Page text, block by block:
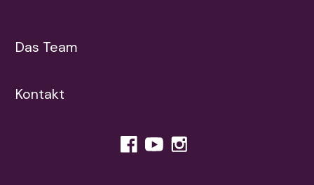
Das Team
Kontakt